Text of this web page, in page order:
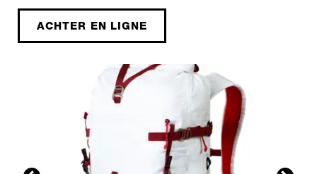
ACHTER EN LIGNE